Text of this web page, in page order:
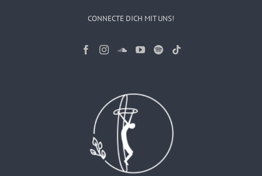
CONNECTE DICH MIT UNS!